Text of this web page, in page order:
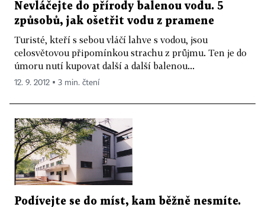
Nevláčejte do přírody balenou vodu. 5
způsobů, jak ošetřit vodu z pramene
Turisté, kteří s sebou vláčí lahve s vodou, jsou
celosvětovou připomínkou strachu z průjmu. Ten je do
úmoru nutí kupovat další a další balenou...
12. 9. 2012 ▪ 3 min. čtení
Podívejte se do míst, kam běžně nesmíte.